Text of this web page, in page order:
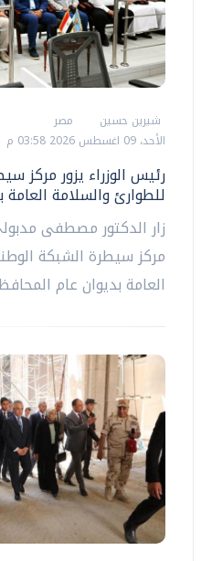
شيرين حسين
مصر
الأحد، 09 اغسطس 2026 03:58 م
رئيس الوزراء يزور مركز
للطوارئ والسلامة
زار الدكتور مصطفى
مركز سيطرة الشبكة
العامة بديوان عام